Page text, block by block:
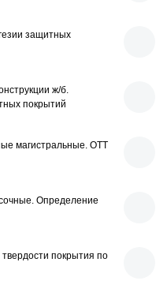
защитных
ж/б.
покрытий
магистральные. ОТТ
Определение
покрытия по